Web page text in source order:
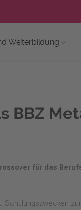
Weiterbildung
BBZ
für das
Schulungszwecken